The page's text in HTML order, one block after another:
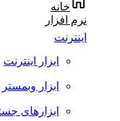
خانه
نرم افزار
اینترنت
ابزار اینترنت
ابزار وبمستر
ابزارهای